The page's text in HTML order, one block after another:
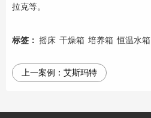
拉克等。
标签： 摇床 干燥箱 培养箱 恒温水箱
上一案例： 艾斯玛特